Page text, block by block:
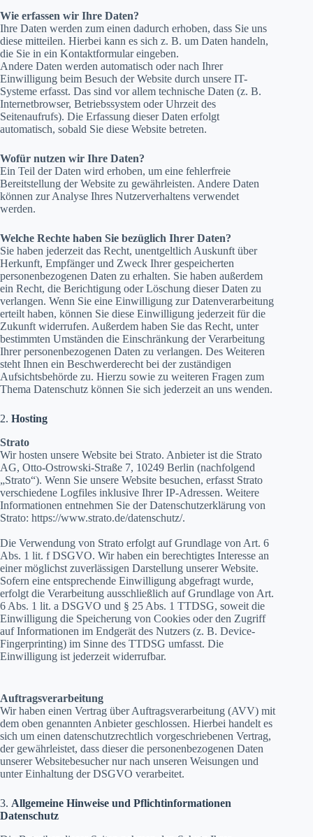
Wie erfassen wir Ihre Daten?
Ihre Daten werden zum einen dadurch erhoben, dass Sie uns
diese mitteilen. Hierbei kann es sich z. B. um Daten handeln,
die Sie in ein Kontaktformular eingeben.
Andere Daten werden automatisch oder nach Ihrer
Einwilligung beim Besuch der Website durch unsere IT-
Systeme erfasst. Das sind vor allem technische Daten (z. B.
Internetbrowser, Betriebssystem oder Uhrzeit des
Seitenaufrufs). Die Erfassung dieser Daten erfolgt
automatisch, sobald Sie diese Website betreten.
Wofür nutzen wir Ihre Daten?
Ein Teil der Daten wird erhoben, um eine fehlerfreie
Bereitstellung der Website zu gewährleisten. Andere Daten
können zur Analyse Ihres Nutzerverhaltens verwendet
werden.
Welche Rechte haben Sie bezüglich Ihrer Daten?
Sie haben jederzeit das Recht, unentgeltlich Auskunft über
Herkunft, Empfänger und Zweck Ihrer gespeicherten
personenbezogenen Daten zu erhalten. Sie haben außerdem
ein Recht, die Berichtigung oder Löschung dieser Daten zu
verlangen. Wenn Sie eine Einwilligung zur Datenverarbeitung
erteilt haben, können Sie diese Einwilligung jederzeit für die
Zukunft widerrufen. Außerdem haben Sie das Recht, unter
bestimmten Umständen die Einschränkung der Verarbeitung
Ihrer personenbezogenen Daten zu verlangen. Des Weiteren
steht Ihnen ein Beschwerderecht bei der zuständigen
Aufsichtsbehörde zu. Hierzu sowie zu weiteren Fragen zum
Thema Datenschutz können Sie sich jederzeit an uns wenden.
2. Hosting
Strato
Wir hosten unsere Website bei Strato. Anbieter ist die Strato
AG, Otto-Ostrowski-Straße 7, 10249 Berlin (nachfolgend
„Strato“). Wenn Sie unsere Website besuchen, erfasst Strato
verschiedene Logfiles inklusive Ihrer IP-Adressen. Weitere
Informationen entnehmen Sie der Datenschutzerklärung von
Strato: https://www.strato.de/datenschutz/.
Die Verwendung von Strato erfolgt auf Grundlage von Art. 6
Abs. 1 lit. f DSGVO. Wir haben ein berechtigtes Interesse an
einer möglichst zuverlässigen Darstellung unserer Website.
Sofern eine entsprechende Einwilligung abgefragt wurde,
erfolgt die Verarbeitung ausschließlich auf Grundlage von Art.
6 Abs. 1 lit. a DSGVO und § 25 Abs. 1 TTDSG, soweit die
Einwilligung die Speicherung von Cookies oder den Zugriff
auf Informationen im Endgerät des Nutzers (z. B. Device-
Fingerprinting) im Sinne des TTDSG umfasst. Die
Einwilligung ist jederzeit widerrufbar.
Auftragsverarbeitung
Wir haben einen Vertrag über Auftragsverarbeitung (AVV) mit
dem oben genannten Anbieter geschlossen. Hierbei handelt es
sich um einen datenschutzrechtlich vorgeschriebenen Vertrag,
der gewährleistet, dass dieser die personenbezogenen Daten
unserer Websitebesucher nur nach unseren Weisungen und
unter Einhaltung der DSGVO verarbeitet.
3. Allgemeine Hinweise und Pflichtinformationen
Datenschutz